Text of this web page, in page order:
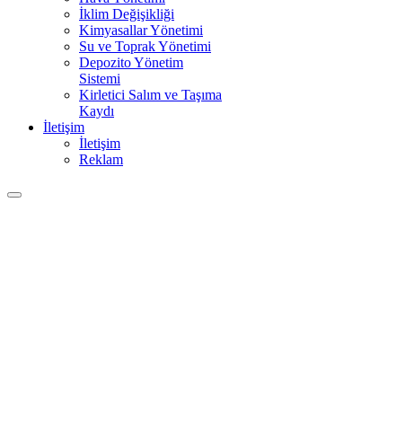
İklim Değişikliği
Kimyasallar Yönetimi
Su ve Toprak Yönetimi
Depozito Yönetim
Sistemi
Kirletici Salım ve Taşıma
Kaydı
İletişim
İletişim
Reklam